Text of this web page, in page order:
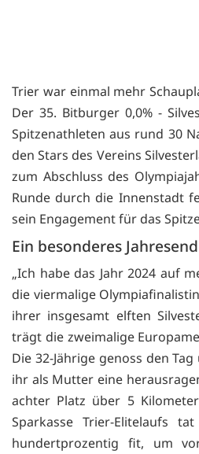
Trier war einmal mehr
Der 35. Bitburger 0,0% -
Spitzenathleten aus rund 30
den Stars des Vereins
zum Abschluss des
Runde durch die Innenstadt
sein Engagement für das
Ein besonderes
„Ich habe das Jahr 2024 auf
die viermalige
ihrer insgesamt elften
trägt die zweimalige
Die 32-Jährige genoss den
ihr als Mutter eine
achter Platz über 5
Sparkasse Trier-Elitelaufs
hundertprozentig fit, um